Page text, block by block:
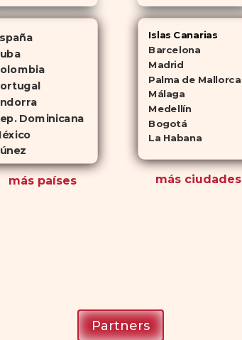
Dominicana
más países
Islas Canarias
Barcelona
Madrid
Palma de Mallorca
Málaga
Medellín
Bogotá
La Habana
más ciudades
Partners